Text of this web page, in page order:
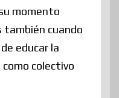
momento
también cuando
educar la
como colectivo